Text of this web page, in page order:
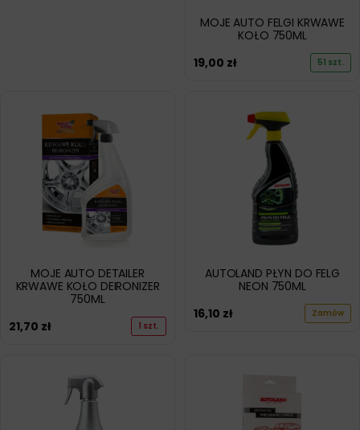
MOJE AUTO FELGI KRWAWE
KOŁO 750ML
19,00 zł 51 szt.
MOJE AUTO DETAILER
KRWAWE KOŁO DEIRONIZER
750ML
21,70 zł 1 szt.
AUTOLAND PŁYN DO FELG
NEON 750ML
16,10 zł Zamów